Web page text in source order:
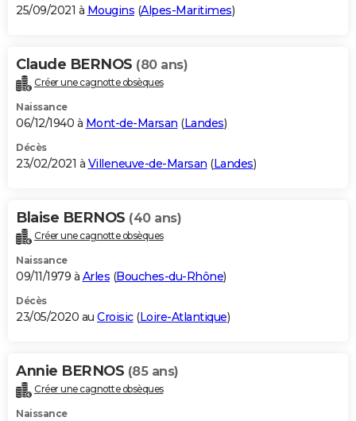
25/09/2021 à Mougins (Alpes-Maritimes)
Claude BERNOS (80 ans)
Créer une cagnotte obsèques
Naissance
06/12/1940 à Mont-de-Marsan (Landes)
Décès
23/02/2021 à Villeneuve-de-Marsan (Landes)
Blaise BERNOS (40 ans)
Créer une cagnotte obsèques
Naissance
09/11/1979 à Arles (Bouches-du-Rhône)
Décès
23/05/2020 au Croisic(Loire-Atlantique)
Annie BERNOS (85 ans)
Créer une cagnotte obsèques
Naissance